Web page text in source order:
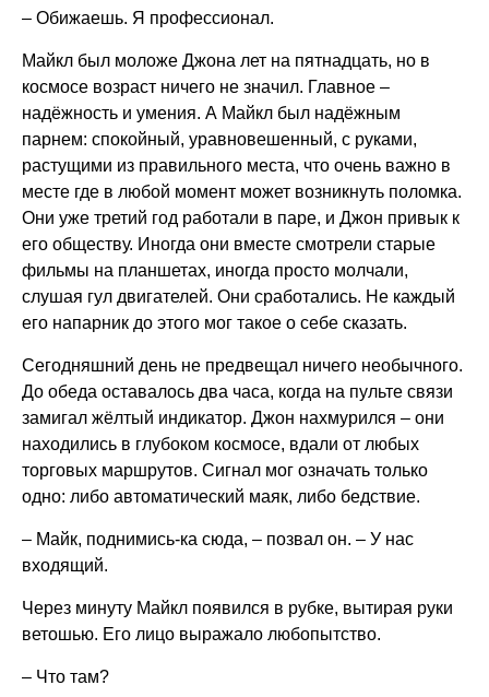
– Обижаешь. Я профессионал.
Майкл был моложе Джона лет на пятнадцать, но в
космосе возраст ничего не значил. Главное –
надёжность и умения. А Майкл был надёжным
парнем: спокойный, уравновешенный, с руками,
растущими из правильного места, что очень важно в
месте где в любой момент может возникнуть поломка.
Они уже третий год работали в паре, и Джон привык к
его обществу. Иногда они вместе смотрели старые
фильмы на планшетах, иногда просто молчали,
слушая гул двигателей. Они сработались. Не каждый
его напарник до этого мог такое о себе сказать.
Сегодняшний день не предвещал ничего необычного.
До обеда оставалось два часа, когда на пульте связи
замигал жёлтый индикатор. Джон нахмурился – они
находились в глубоком космосе, вдали от любых
торговых маршрутов. Сигнал мог означать только
одно: либо автоматический маяк, либо бедствие.
– Майк, поднимись-ка сюда, – позвал он. – У нас
входящий.
Через минуту Майкл появился в рубке, вытирая руки
ветошью. Его лицо выражало любопытство.
– Что там?